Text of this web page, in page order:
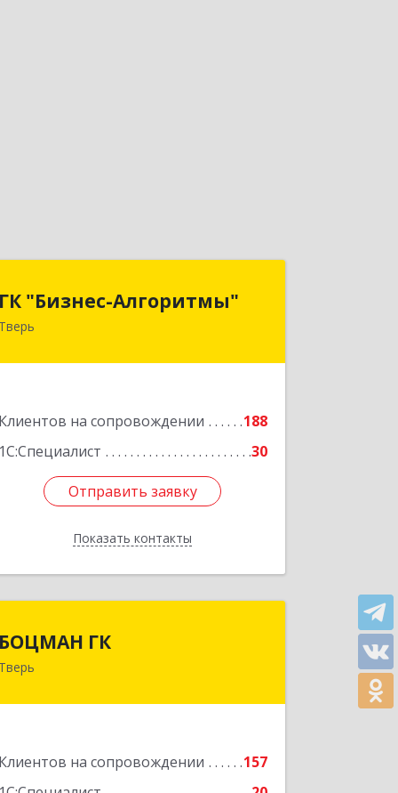
ГК "Бизнес-Алгоритмы"
Тверь
Клиентов на сопровождении
188
1С:Специалист
30
Отправить заявку
Показать контакты
Отправить заявку
Назад
БОЦМАН ГК
Тверь
Клиентов на сопровождении
157
170100, Тверская обл, Тверь г, Лидии